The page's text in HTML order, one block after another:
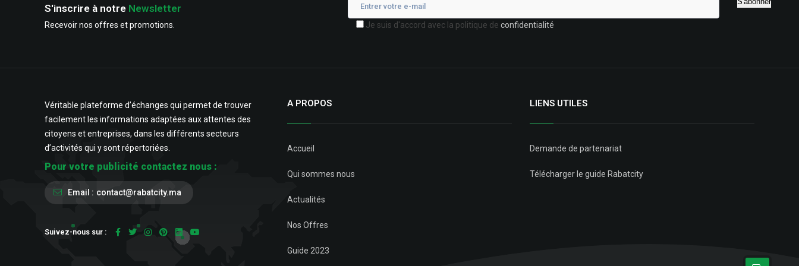
S'inscrire à notre Newsletter
Recevoir nos offres et promotions. Je suis d'accord avec la politique de confidentialité
Véritable plateforme d’échanges qui permet de trouver
facilement les informations adaptées aux attentes des
citoyens et entreprises, dans les différents secteurs
d’activités qui y sont répertoriées.
Pour votre publicité contactez nous :
Email : contact@rabatcity.ma
Suivez-nous sur :
A PROPOS
Accueil
Qui sommes nous
Actualités
Nos Offres
Guide 2023
LIENS UTILES
Demande de partenariat
Télécharger le guide Rabatcity